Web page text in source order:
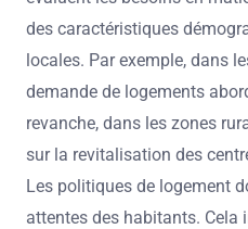
des caractéristiques
locales. Par exemple, dans
demande de logements
revanche, dans les zones
sur la revitalisation des
Les politiques de logement
attentes des habitants. Cela